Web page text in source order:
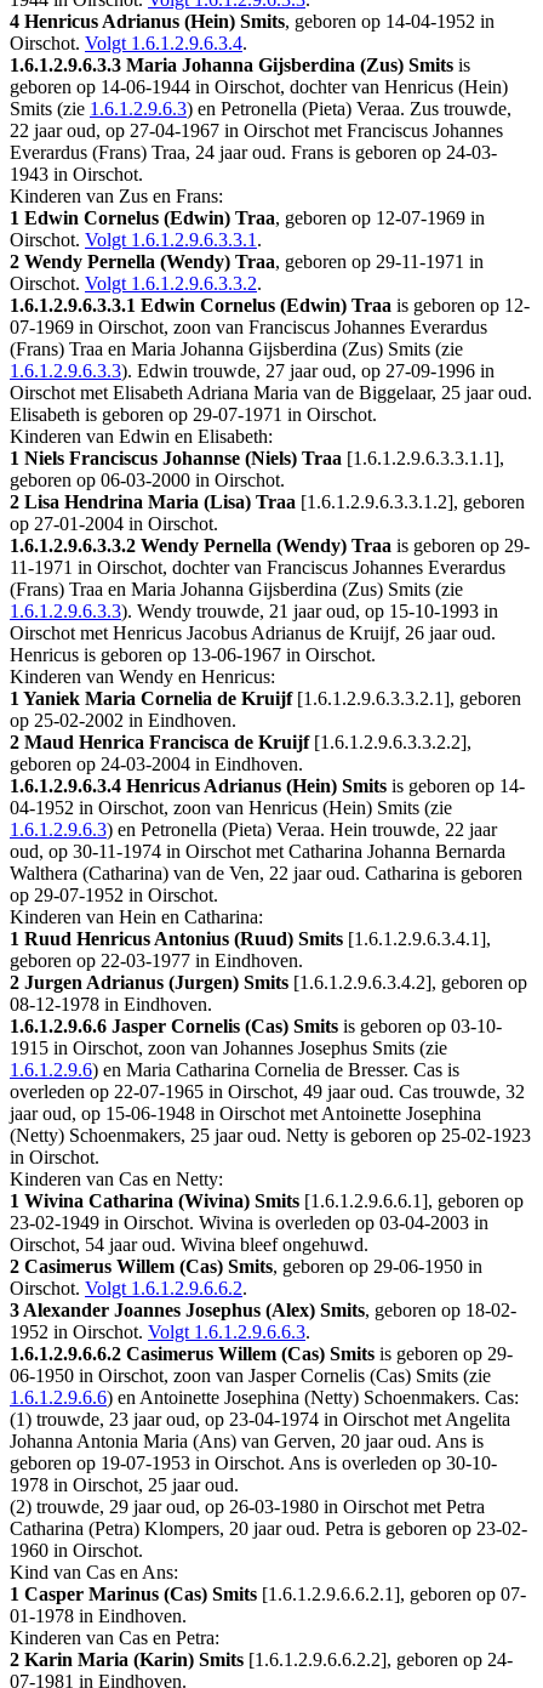
4 Henricus Adrianus (Hein) Smits, geboren op 14-04-1952 in
Oirschot. Volgt 1.6.1.2.9.6.3.4.
1.6.1.2.9.6.3.3 Maria Johanna Gijsberdina (Zus) Smits is
geboren op 14-06-1944 in Oirschot, dochter van Henricus (Hein)
Smits (zie 1.6.1.2.9.6.3) en Petronella (Pieta) Veraa. Zus trouwde,
22 jaar oud, op 27-04-1967 in Oirschot met Franciscus Johannes
Everardus (Frans) Traa, 24 jaar oud. Frans is geboren op 24-03-
1943 in Oirschot.
Kinderen van Zus en Frans:
1 Edwin Cornelus (Edwin) Traa, geboren op 12-07-1969 in
Oirschot. Volgt 1.6.1.2.9.6.3.3.1 .
2 Wendy Pernella (Wendy) Traa, geboren op 29-11-1971 in
Oirschot. Volgt 1.6.1.2.9.6.3.3.2.
1.6.1.2.9.6.3.3.1 Edwin Cornelus (Edwin) Traa is geboren op 12-
07-1969 in Oirschot, zoon van Franciscus Johannes Everardus
(Frans) Traa en Maria Johanna Gijsberdina (Zus) Smits (zie
1.6.1.2.9.6.3.3). Edwin trouwde, 27 jaar oud, op 27-09-1996 in
Oirschot met Elisabeth Adriana Maria van de Biggelaar, 25 jaar oud.
Elisabeth is geboren op 29-07-1971 in Oirschot.
Kinderen van Edwin en Elisabeth:
1 Niels Franciscus Johannse (Niels) Traa [1.6.1.2.9.6.3.3.1.1],
geboren op 06-03-2000 in Oirschot.
2 Lisa Hendrina Maria (Lisa) Traa [1.6.1.2.9.6.3.3.1.2], geboren
op 27-01-2004 in Oirschot.
1.6.1.2.9.6.3.3.2 Wendy Pernella (Wendy) Traa is geboren op 29-
11-1971 in Oirschot, dochter van Franciscus Johannes Everardus
(Frans) Traa en Maria Johanna Gijsberdina (Zus) Smits (zie
1.6.1.2.9.6.3.3). Wendy trouwde, 21 jaar oud, op 15-10-1993 in
Oirschot met Henricus Jacobus Adrianus de Kruijf, 26 jaar oud.
Henricus is geboren op 13-06-1967 in Oirschot.
Kinderen van Wendy en Henricus:
1 Yaniek Maria Cornelia de Kruijf[1.6.1.2.9.6.3.3.2.1], geboren
op 25-02-2002 in Eindhoven.
2 Maud Henrica Francisca de Kruijf[1.6.1.2.9.6.3.3.2.2],
geboren op 24-03-2004 in Eindhoven.
1.6.1.2.9.6.3.4 Henricus Adrianus (Hein) Smits is geboren op 14-
04-1952 in Oirschot, zoon van Henricus (Hein) Smits (zie
1.6.1.2.9.6.3) en Petronella (Pieta) Veraa. Hein trouwde, 22 jaar
oud, op 30-11-1974 in Oirschot met Catharina Johanna Bernarda
Walthera (Catharina) van de Ven, 22 jaar oud. Catharina is geboren
op 29-07-1952 in Oirschot.
Kinderen van Hein en Catharina:
1 Ruud Henricus Antonius (Ruud) Smits [1.6.1.2.9.6.3.4.1],
geboren op 22-03-1977 in Eindhoven.
2 Jurgen Adrianus (Jurgen) Smits [1.6.1.2.9.6.3.4.2], geboren op
08-12-1978 in Eindhoven.
1.6.1.2.9.6.6 Jasper Cornelis (Cas) Smits is geboren op 03-10-
1915 in Oirschot, zoon van Johannes Josephus Smits (zie
1.6.1.2.9.6) en Maria Catharina Cornelia de Bresser. Cas is
overleden op 22-07-1965 in Oirschot, 49 jaar oud. Cas trouwde, 32
jaar oud, op 15-06-1948 in Oirschot met Antoinette Josephina
(Netty) Schoenmakers, 25 jaar oud. Netty is geboren op 25-02-1923
in Oirschot.
Kinderen van Cas en Netty:
1 Wivina Catharina (Wivina) Smits [1.6.1.2.9.6.6.1], geboren op
23-02-1949 in Oirschot. Wivina is overleden op 03-04-2003 in
Oirschot, 54 jaar oud. Wivina bleef ongehuwd.
2 Casimerus Willem (Cas) Smits, geboren op 29-06-1950 in
Oirschot. Volgt 1.6.1.2.9.6.6.2.
3 Alexander Joannes Josephus (Alex) Smits, geboren op 18-02-
1952 in Oirschot. Volgt 1.6.1.2.9.6.6.3.
1.6.1.2.9.6.6.2 Casimerus Willem (Cas) Smits is geboren op 29-
06-1950 in Oirschot, zoon van Jasper Cornelis (Cas) Smits (zie
1.6.1.2.9.6.6) en Antoinette Josephina (Netty) Schoenmakers. Cas:
(1) trouwde, 23 jaar oud, op 23-04-1974 in Oirschot met Angelita
Johanna Antonia Maria (Ans) van Gerven, 20 jaar oud. Ans is
geboren op 19-07-1953 in Oirschot. Ans is overleden op 30-10-
1978 in Oirschot, 25 jaar oud.
(2) trouwde, 29 jaar oud, op 26-03-1980 in Oirschot met Petra
Catharina (Petra) Klompers, 20 jaar oud. Petra is geboren op 23-02-
1960 in Oirschot.
Kind van Cas en Ans:
1 Casper Marinus (Cas) Smits [1.6.1.2.9.6.6.2.1], geboren op 07-
01-1978 in Eindhoven.
Kinderen van Cas en Petra:
2 Karin Maria (Karin) Smits [1.6.1.2.9.6.6.2.2], geboren op 24-
07-1981 in Eindhoven.